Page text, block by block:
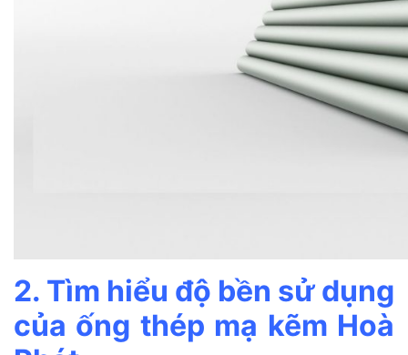
2. Tìm hiểu độ bền sử dụng
của ống thép mạ kẽm Hoà